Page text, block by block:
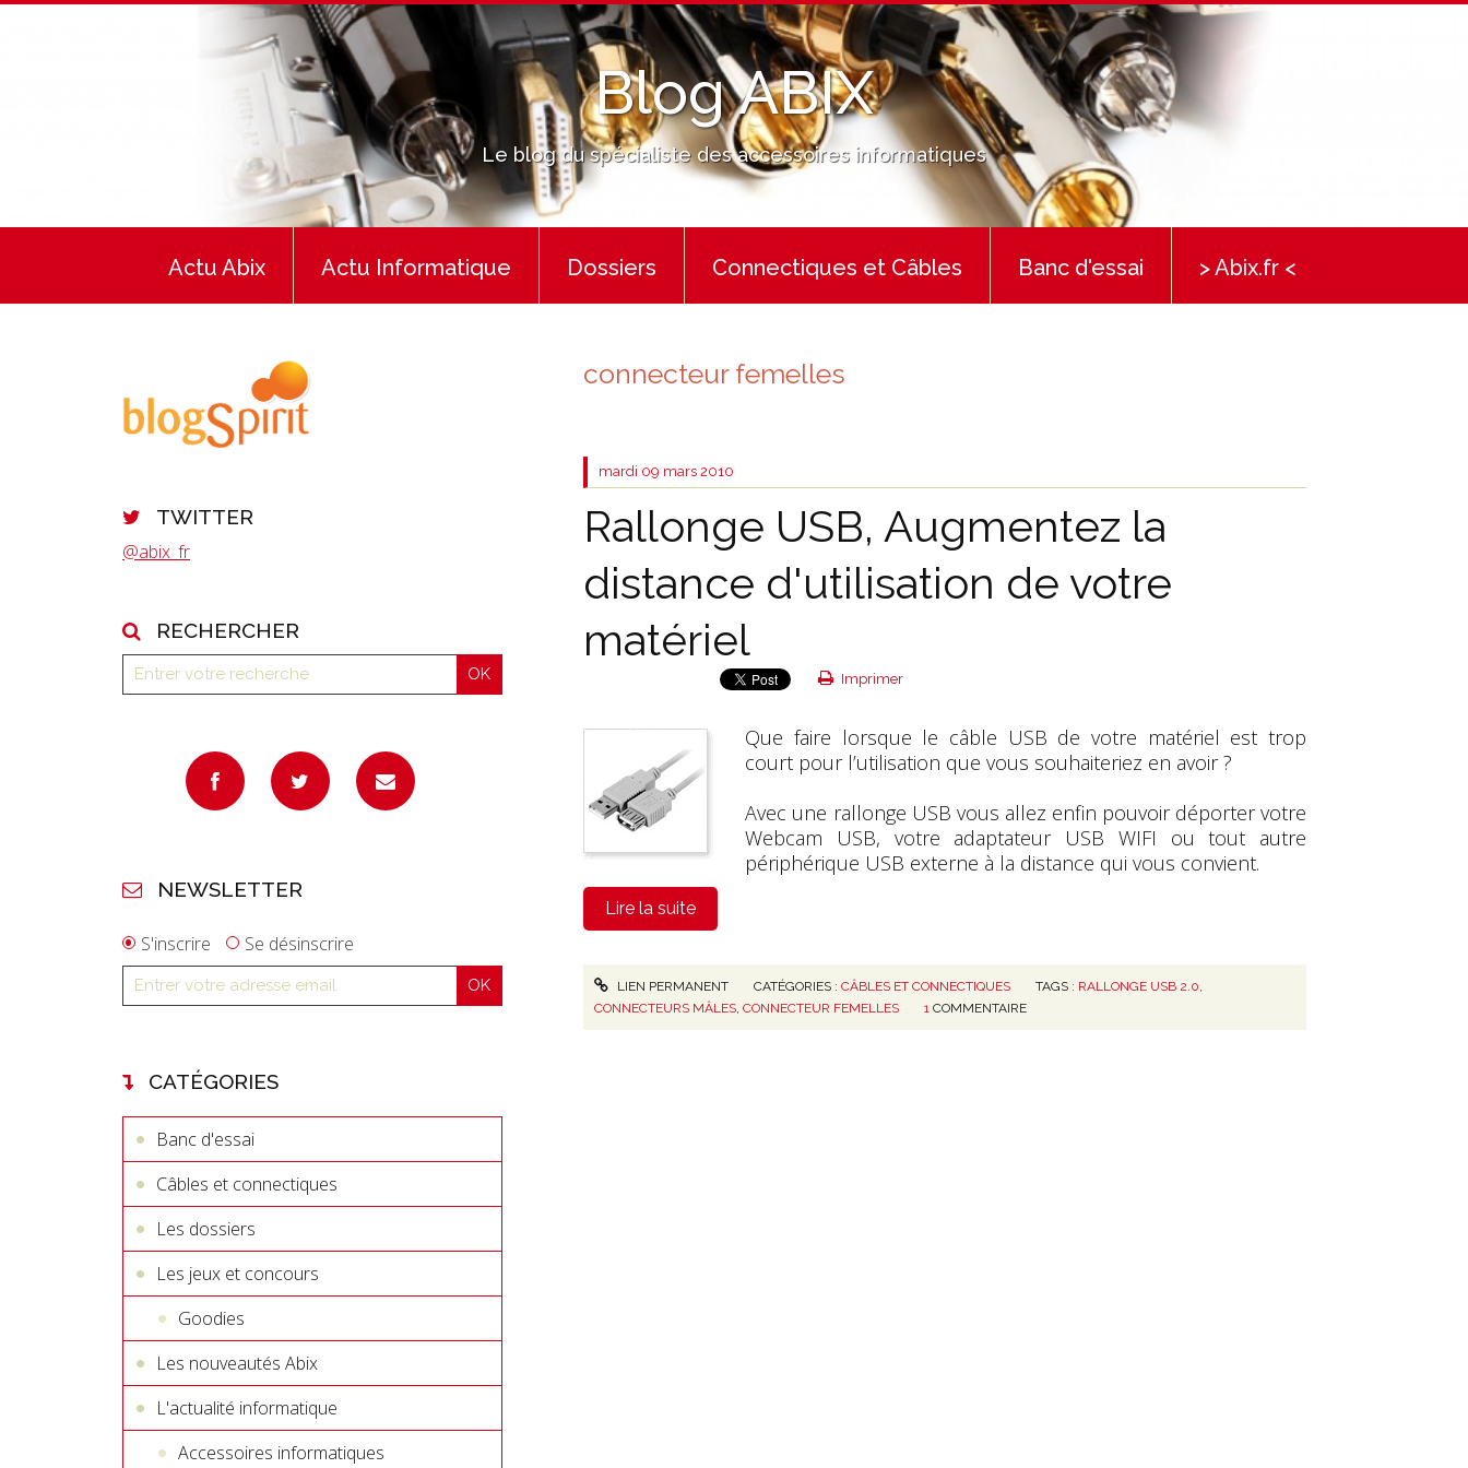
Blog ABIX
Le blog du spécialiste des accessoires informatiques
Actu Abix Actu Informatique Dossiers Connectiques et Câbles Banc d'essai > Abix.fr <
TWITTER
@abix_fr
RECHERCHER
NEWSLETTER
S'inscrire Se désinscrire
CATÉGORIES
Banc d'essai
Câbles et connectiques
Les dossiers
Les jeux et concours
Goodies
Les nouveautés Abix
L'actualité informatique
Accessoires informatiques
connecteur femelles
mardi 09 mars 2010
Rallonge USB, Augmentez la
distance d'utilisation de votre
matériel
Imprimer
Que faire lorsque le câble USB de votre matériel est trop
court pour l’utilisation que vous souhaiteriez en avoir ?
Avec une rallonge USB vous allez enfin pouvoir déporter votre
Webcam USB, votre adaptateur USB WIFI ou tout autre
périphérique USB externe à la distance qui vous convient.
Lire la suite
LIEN PERMANENT CATÉGORIES : CÂBLES ET CONNECTIQUES TAGS : RALLONGE USB 2.0,
CONNECTEURS MÂLES,CONNECTEUR FEMELLES 1 COMMENTAIRE